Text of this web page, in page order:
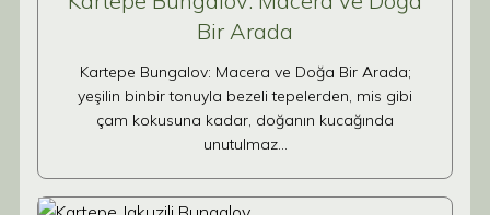
Bir Arada
Kartepe Bungalov: Macera ve Doğa Bir Arada;
yeşilin binbir tonuyla bezeli tepelerden, mis gibi
çam kokusuna kadar, doğanın kucağında
unutulmaz…